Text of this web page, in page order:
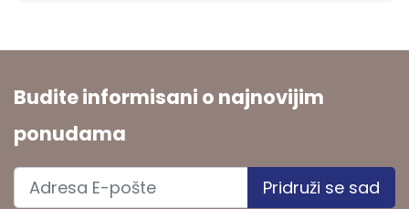
Budite informisani o najnovijim
ponudama
Pridruži se sad